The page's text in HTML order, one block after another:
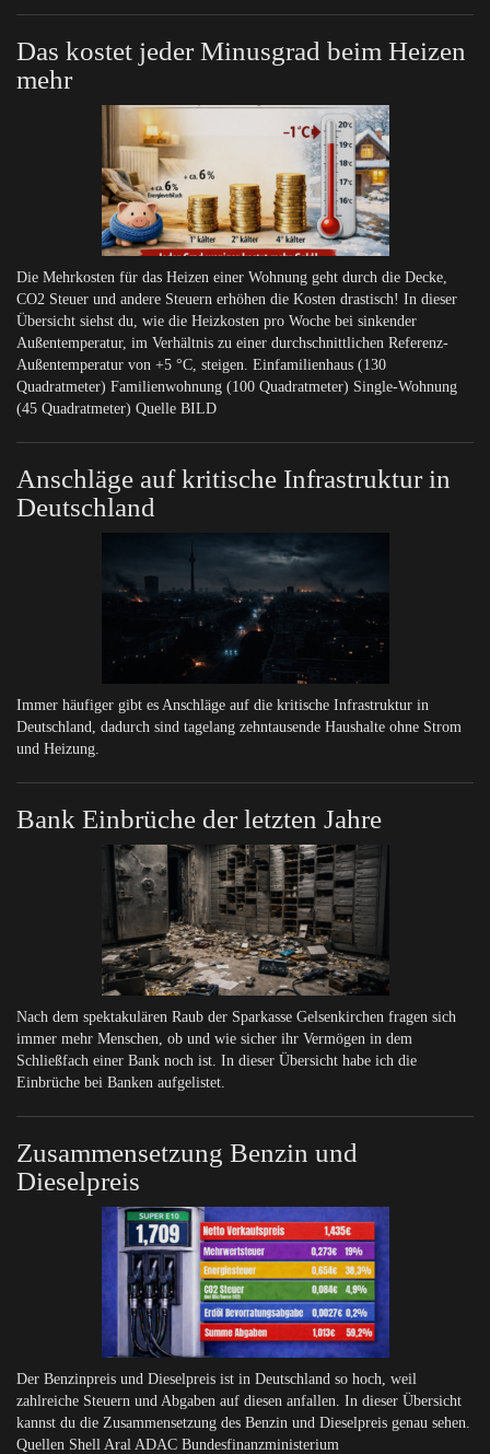
Das kostet jeder Minusgrad beim Heizen
mehr
Die Mehrkosten für das Heizen einer Wohnung geht durch die Decke,
CO2 Steuer und andere Steuern erhöhen die Kosten drastisch! In dieser
Übersicht siehst du, wie die Heizkosten pro Woche bei sinkender
Außentemperatur, im Verhältnis zu einer durchschnittlichen Referenz-
Außentemperatur von +5 °C, steigen. Einfamilienhaus (130
Quadratmeter) Familienwohnung (100 Quadratmeter) Single-Wohnung
(45 Quadratmeter) Quelle BILD
Anschläge auf kritische Infrastruktur in
Deutschland
Immer häufiger gibt es Anschläge auf die kritische Infrastruktur in
Deutschland, dadurch sind tagelang zehntausende Haushalte ohne Strom
und Heizung.
Bank Einbrüche der letzten Jahre
Nach dem spektakulären Raub der Sparkasse Gelsenkirchen fragen sich
immer mehr Menschen, ob und wie sicher ihr Vermögen in dem
Schließfach einer Bank noch ist. In dieser Übersicht habe ich die
Einbrüche bei Banken aufgelistet.
Zusammensetzung Benzin und
Dieselpreis
Der Benzinpreis und Dieselpreis ist in Deutschland so hoch, weil
zahlreiche Steuern und Abgaben auf diesen anfallen. In dieser Übersicht
kannst du die Zusammensetzung des Benzin und Dieselpreis genau sehen.
Quellen Shell Aral ADAC Bundesfinanzministerium